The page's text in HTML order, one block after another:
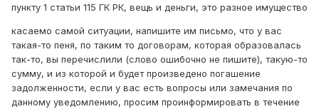
пункту 1 статьи 115 ГК РК, вещь и деньги, это разное имущество
касаемо самой ситуации, напишите им письмо, что у вас
такая-то пеня, по таким то договорам, которая образовалась
так-то, вы перечислили (слово ошибочно не пишите), такую-то
сумму, и из которой и будет произведено погашение
задолженности, если у вас есть вопросы или замечания по
данному уведомлению, просим проинформировать в течение